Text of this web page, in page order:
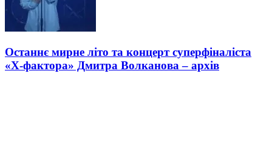
Останнє мирне літо та концерт суперфіналіста
«Х-фактора» Дмитра Волканова – архів